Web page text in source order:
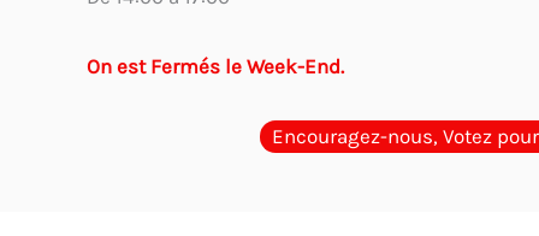
On est Fermés le Week-End.
Encouragez-nous, Votez